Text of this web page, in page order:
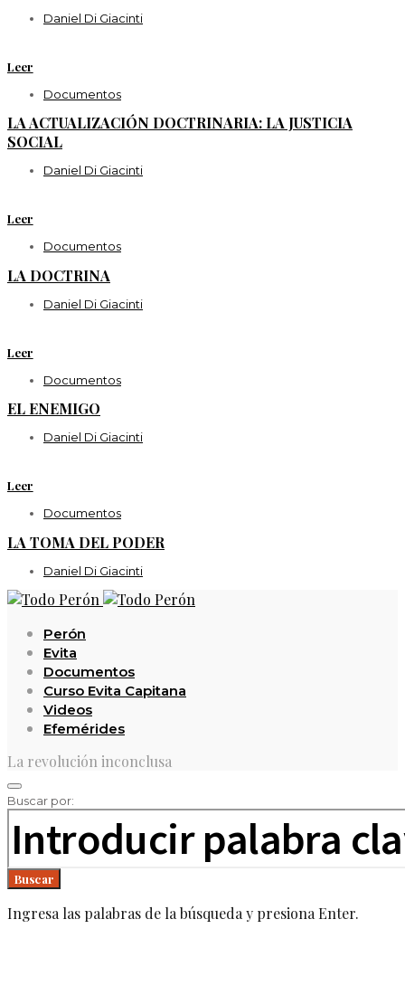
Daniel Di Giacinti
Leer
Documentos
LA ACTUALIZACIÓN DOCTRINARIA: LA JUSTICIA
SOCIAL
Daniel Di Giacinti
Leer
Documentos
LA DOCTRINA
Daniel Di Giacinti
Leer
Documentos
EL ENEMIGO
Daniel Di Giacinti
Leer
Documentos
LA TOMA DEL PODER
Daniel Di Giacinti
Perón
Evita
Documentos
Curso Evita Capitana
Videos
Efemérides
La revolución inconclusa
Buscar por:
Buscar
Ingresa las palabras de la búsqueda y presiona Enter.